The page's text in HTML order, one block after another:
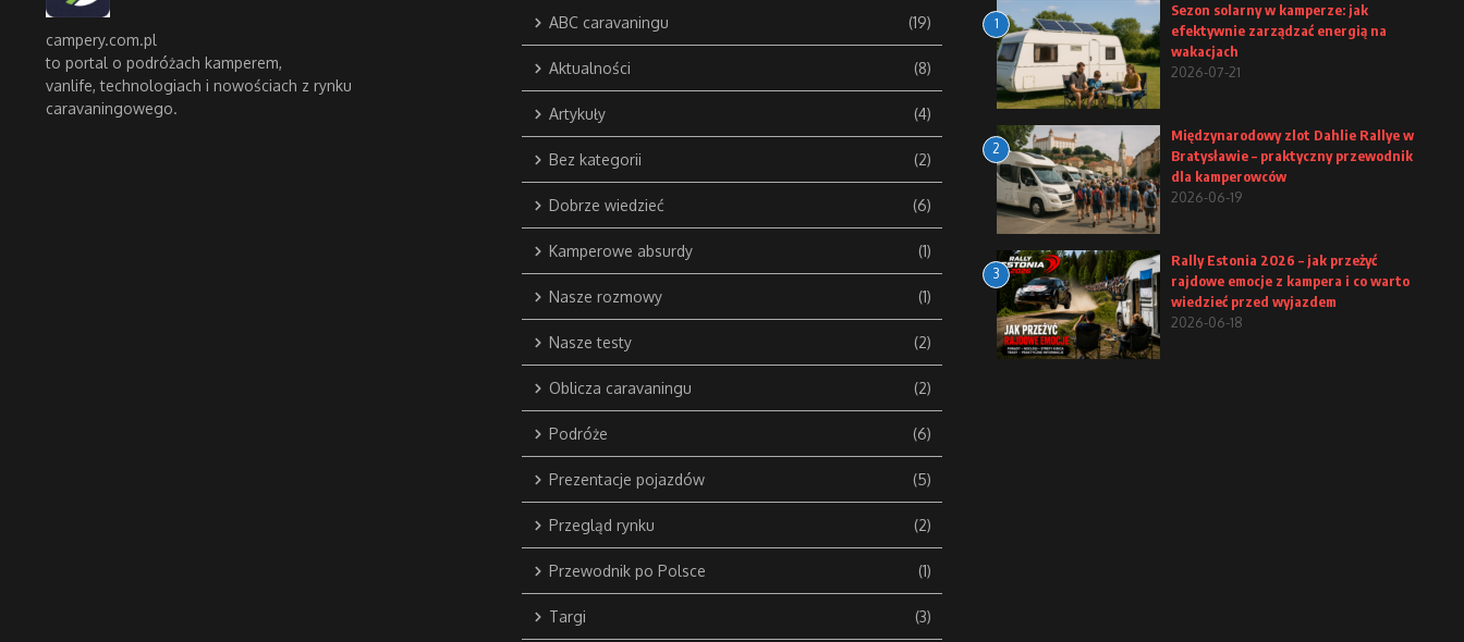
campery.com.pl
to portal o podróżach kamperem,
vanlife, technologiach i nowościach z rynku
caravaningowego.
ABC caravaningu (19)
Aktualności (8)
Artykuły (4)
Bez kategorii (2)
Dobrze wiedzieć (6)
Kamperowe absurdy (1)
Nasze rozmowy (1)
Nasze testy (2)
Oblicza caravaningu (2)
Podróże (6)
Prezentacje pojazdów (5)
Przegląd rynku (2)
Przewodnik po Polsce (1)
Targi (3)
1
Sezon solarny w kamperze: jak
efektywnie zarządzać energią na
wakacjach
2026-07-21
2
Międzynarodowy zlot Dahlie Rallye w
Bratysławie – praktyczny przewodnik
dla kamperowców
2026-06-19
3
Rally Estonia 2026 – jak przeżyć
rajdowe emocje z kampera i co warto
wiedzieć przed wyjazdem
2026-06-18